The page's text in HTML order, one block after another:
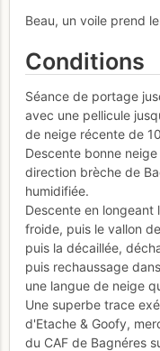
Beau, un voile prend
Conditions
Séance de portage
avec une pellicule
de neige récente de
Descente bonne
direction brèche de
humidifiée.
Descente en longeant
froide, puis le vallon
puis la décaillée,
puis rechaussage
une langue de neige
Une superbe trace
d'Etache & Goofy,
du CAF de Bagnéres